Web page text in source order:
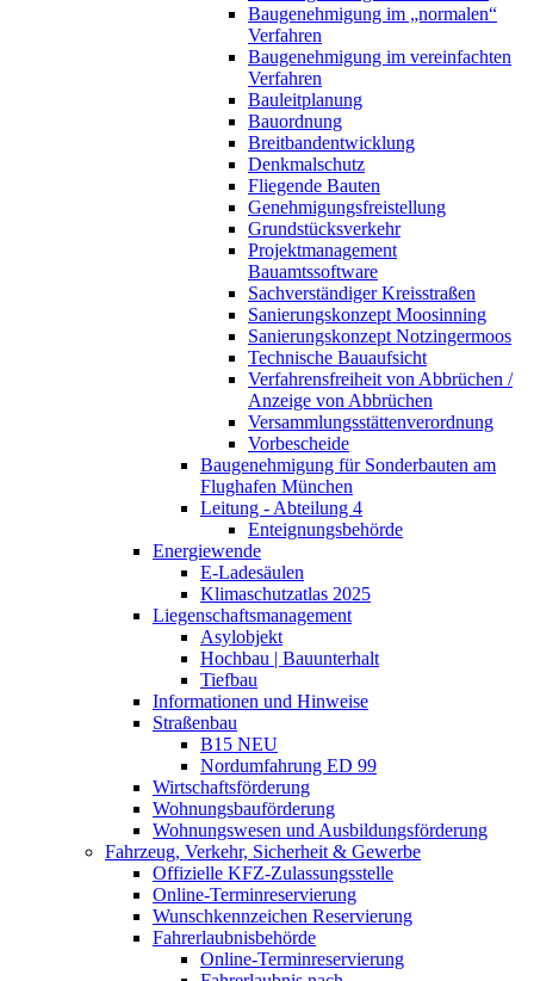
Baugenehmigung im „normalen“
Verfahren
Baugenehmigung im vereinfachten
Verfahren
Bauleitplanung
Bauordnung
Breitbandentwicklung
Denkmalschutz
Fliegende Bauten
Genehmigungsfreistellung
Grundstücksverkehr
Projektmanagement
Bauamtssoftware
Sachverständiger Kreisstraßen
Sanierungskonzept Moosinning
Sanierungskonzept Notzingermoos
Technische Bauaufsicht
Verfahrensfreiheit von Abbrüchen /
Anzeige von Abbrüchen
Versammlungsstättenverordnung
Vorbescheide
Baugenehmigung für Sonderbauten am
Flughafen München
Leitung - Abteilung 4
Enteignungsbehörde
Energiewende
E-Ladesäulen
Klimaschutzatlas 2025
Liegenschaftsmanagement
Asylobjekt
Hochbau | Bauunterhalt
Tiefbau
Informationen und Hinweise
Straßenbau
B15 NEU
Nordumfahrung ED 99
Wirtschaftsförderung
Wohnungsbauförderung
Wohnungswesen und Ausbildungsförderung
Fahrzeug, Verkehr, Sicherheit & Gewerbe
Offizielle KFZ-Zulassungsstelle
Online-Terminreservierung
Wunschkennzeichen Reservierung
Fahrerlaubnisbehörde
Online-Terminreservierung